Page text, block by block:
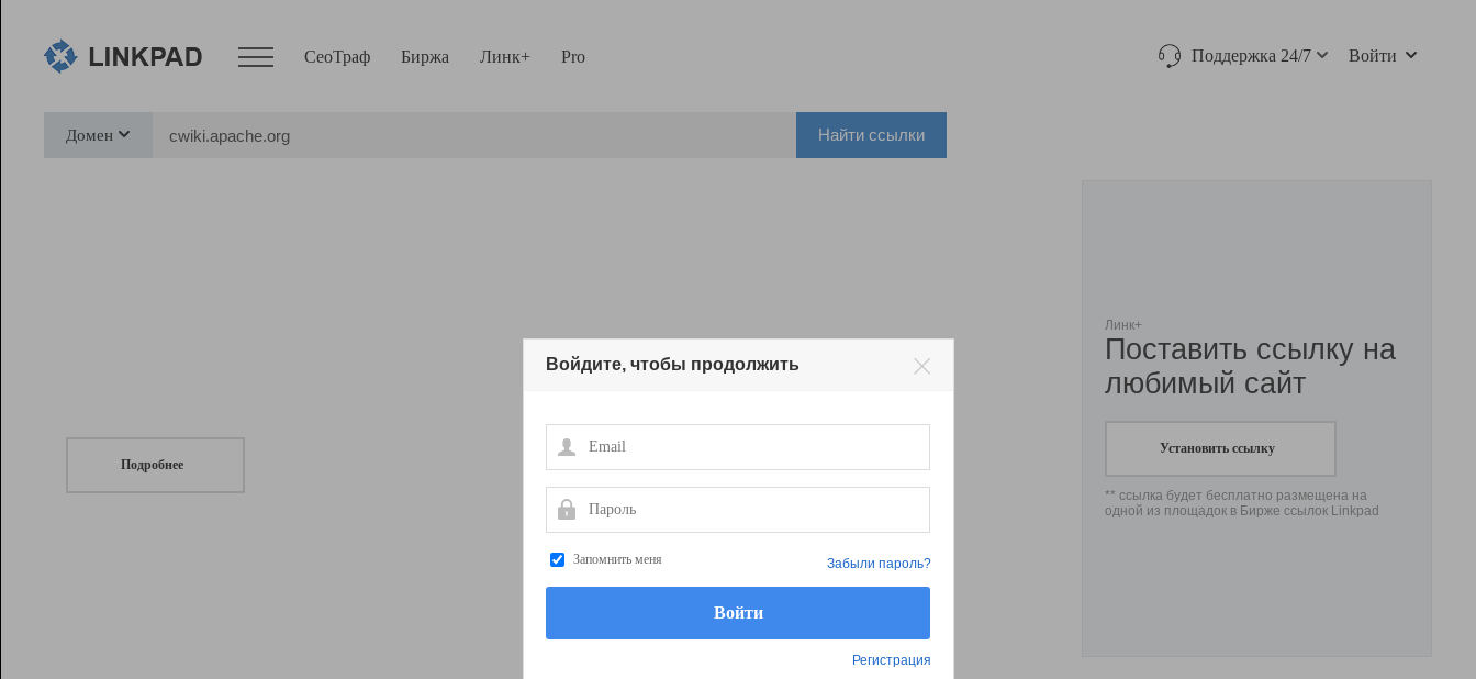
СеоТраф Биржа Линк+ Pro Поддержка 24/7 Войти
Домен Найти ссылки
Подробнее
Линк+
Поставить ссылку на
любимый сайт
Установить ссылку
** ссылка будет бесплатно размещена на
одной из площадок в Бирже ссылок Linkpad
Войдите, чтобы продолжить
Email
Пароль
Запомнить меня
Регистрация
Забыли пароль?